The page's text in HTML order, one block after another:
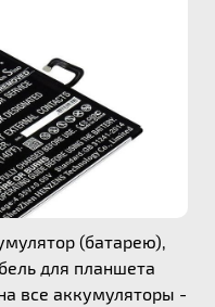
(батарею),
для планшета
все аккумуляторы -